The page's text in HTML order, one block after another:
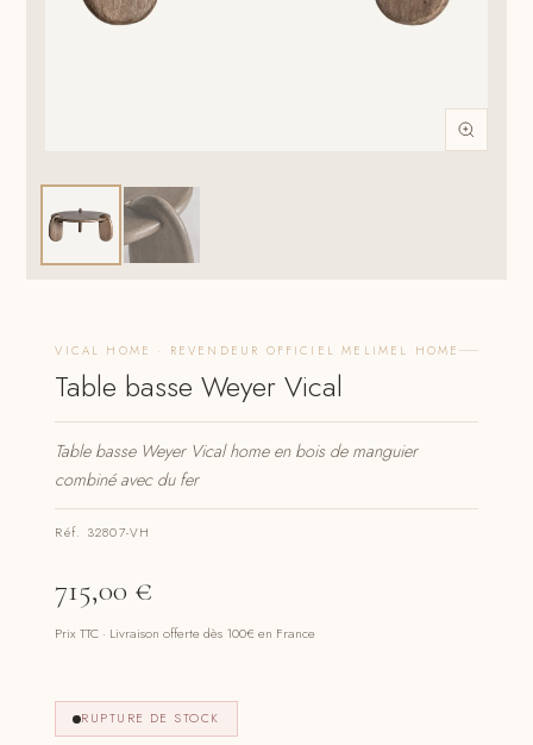
VICAL HOME · REVENDEUR OFFICIEL MELIMEL HOME
Table basse Weyer Vical
Table basse Weyer Vical home en bois de manguier
combiné avec du fer
Réf. 32807-VH
715,00 €
Prix TTC · Livraison offerte dès 100€ en France
RUPTURE DE STOCK